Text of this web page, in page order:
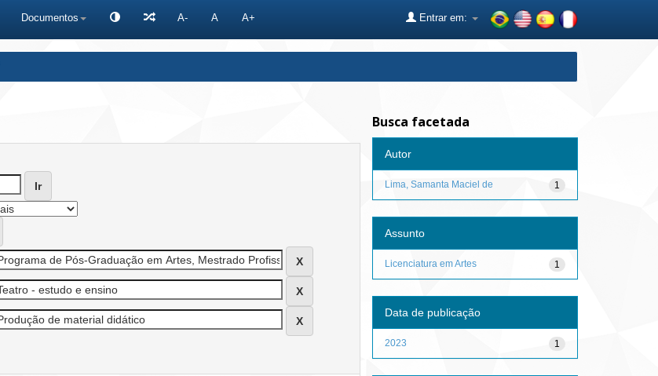
Documentos A- A A+ Entrar em:
Busca facetada
Autor
1
Lima, Samanta Maciel de
Assunto
1
Licenciatura em Artes
Data de publicação
1
2023